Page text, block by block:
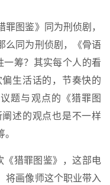
罪图鉴》同为刑侦剧，
么同为刑侦剧，《骨语
一筹？其实每个人的看
生活话的，节奏快的
题与观点的《猎罪图
述的观点也是不一样
《猎罪图鉴》，这部电
将画像师这个职业带入